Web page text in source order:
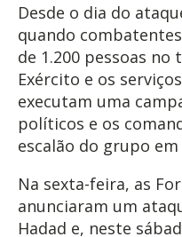
Desde o dia do
quando
de 1.200 pessoas
Exército e os
executam uma
políticos e os
escalão do grupo
Na sexta-feira, as
anunciaram um
Hadad e, neste